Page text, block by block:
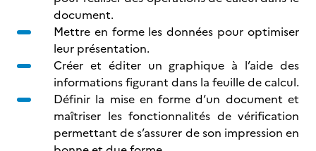
document.
Mettre en forme les données pour optimiser
leur présentation.
Créer et éditer un graphique à l’aide des
informations figurant dans la feuille de calcul.
Définir la mise en forme d’un document et
maîtriser les fonctionnalités de vérification
permettant de s’assurer de son impression en